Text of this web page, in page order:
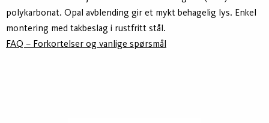
polykarbonat. Opal avblending gir et mykt behagelig lys. Enkel
montering med takbeslag i rustfritt stål.
FAQ – Forkortelser og vanlige spørsmål